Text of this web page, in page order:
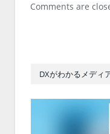
Comments are
DXがわかるメディ